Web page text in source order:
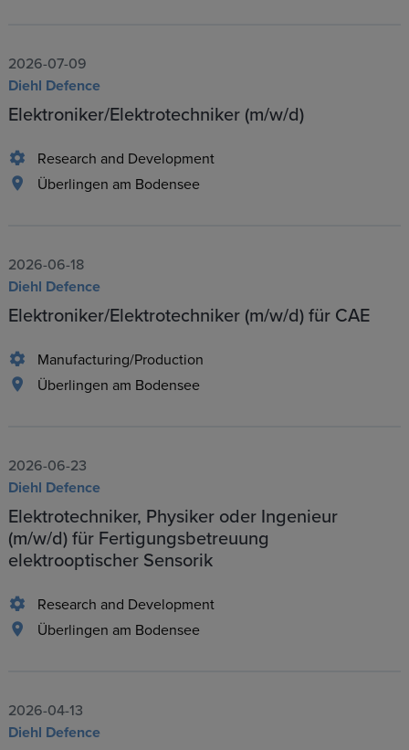
2026-07-09
Diehl Defence
Elektroniker/Elektrotechniker (m/w/d)
Research and Development
Überlingen am Bodensee
2026-06-18
Diehl Defence
Elektroniker/Elektrotechniker (m/w/d) für CAE
Manufacturing/Production
Überlingen am Bodensee
2026-06-23
Diehl Defence
Elektrotechniker, Physiker oder Ingenieur
(m/w/d) für Fertigungsbetreuung
elektrooptischer Sensorik
Research and Development
Überlingen am Bodensee
2026-04-13
Diehl Defence